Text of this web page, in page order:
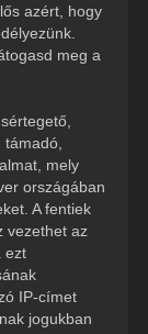
azért, hogy
meg a
mely
országában
A fentiek
vezethet az
ezt
IP-címet
jogukban